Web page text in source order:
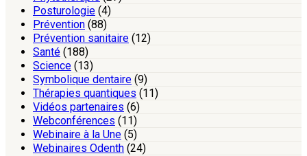
Posturologie (4)
Prévention (88)
Prévention sanitaire (12)
Santé (188)
Science (13)
Symbolique dentaire (9)
Thérapies quantiques (11)
Vidéos partenaires (6)
Webconférences (11)
Webinaire à la Une (5)
Webinaires Odenth (24)